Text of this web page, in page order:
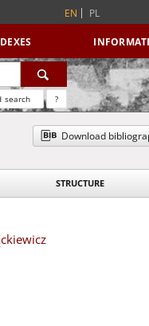
EN PL
search ?
Download
STRUCTURE